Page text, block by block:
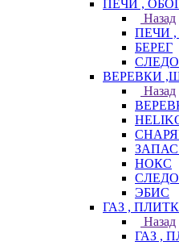
ПЕЧИ ,
Назад
ПЕЧИ
БЕРЕГ
ВЕРЕВКИ
Назад
НОКС
ЭБИС
ГАЗ ,
Назад
ГАЗ ,